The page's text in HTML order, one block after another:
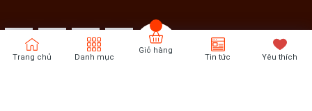
Trang chủ Danh mục
Giỏ hàng
Tin tức Yêu thích